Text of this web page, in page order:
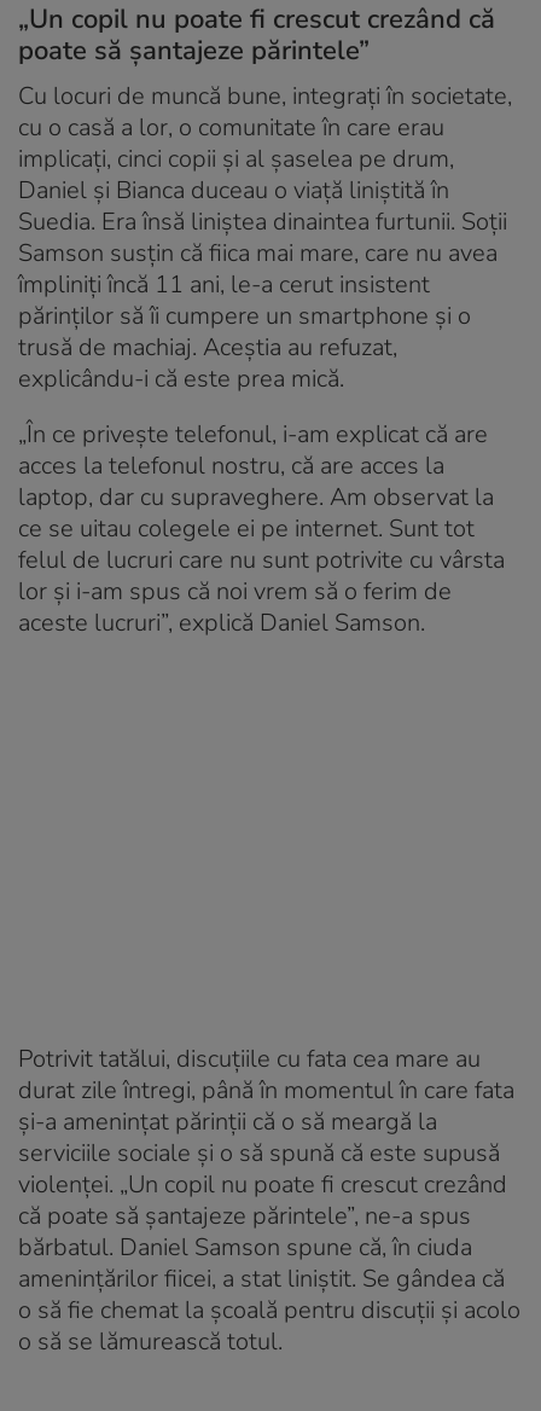
„Un copil nu poate fi crescut crezând că
poate să șantajeze părintele”
Cu locuri de muncă bune, integrați în societate,
cu o casă a lor, o comunitate în care erau
implicați, cinci copii și al șaselea pe drum,
Daniel și Bianca duceau o viață liniștită în
Suedia. Era însă liniștea dinaintea furtunii. Soții
Samson susțin că fiica mai mare, care nu avea
împliniți încă 11 ani, le-a cerut insistent
părinților să îi cumpere un smartphone și o
trusă de machiaj. Aceștia au refuzat,
explicându-i că este prea mică.
„În ce privește telefonul, i-am explicat că are
acces la telefonul nostru, că are acces la
laptop, dar cu supraveghere. Am observat la
ce se uitau colegele ei pe internet. Sunt tot
felul de lucruri care nu sunt potrivite cu vârsta
lor și i-am spus că noi vrem să o ferim de
aceste lucruri”, explică Daniel Samson.
Potrivit tatălui, discuțiile cu fata cea mare au
durat zile întregi, până în momentul în care fata
și-a amenințat părinții că o să meargă la
serviciile sociale și o să spună că este supusă
violenței. „Un copil nu poate fi crescut crezând
că poate să șantajeze părintele”, ne-a spus
bărbatul. Daniel Samson spune că, în ciuda
amenințărilor fiicei, a stat liniștit. Se gândea că
o să fie chemat la școală pentru discuții și acolo
o să se lămurească totul.